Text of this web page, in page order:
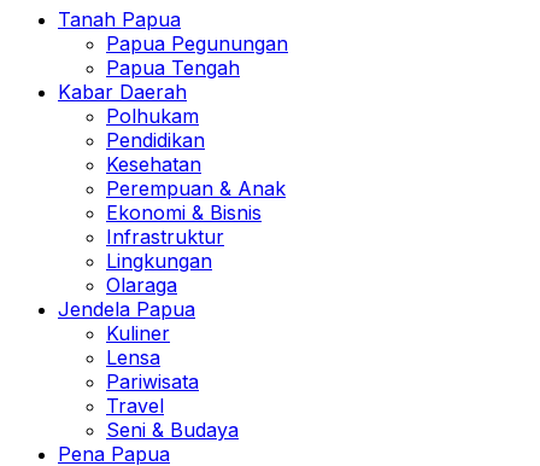
Tanah Papua
Papua Pegunungan
Papua Tengah
Kabar Daerah
Polhukam
Pendidikan
Kesehatan
Perempuan & Anak
Ekonomi & Bisnis
Infrastruktur
Lingkungan
Olaraga
Jendela Papua
Kuliner
Lensa
Pariwisata
Travel
Seni & Budaya
Pena Papua